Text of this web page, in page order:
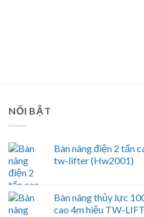
NỔI BẬT
Bàn nâng điện 2 tấn
tw-lifter (Hw2001)
Bàn nâng thủy lực
cao 4m hiệu TW-